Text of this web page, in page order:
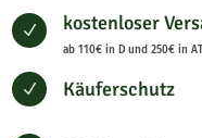
N kostenloser
ab 110€ in D und 250€ in AT
N Käuferschutz